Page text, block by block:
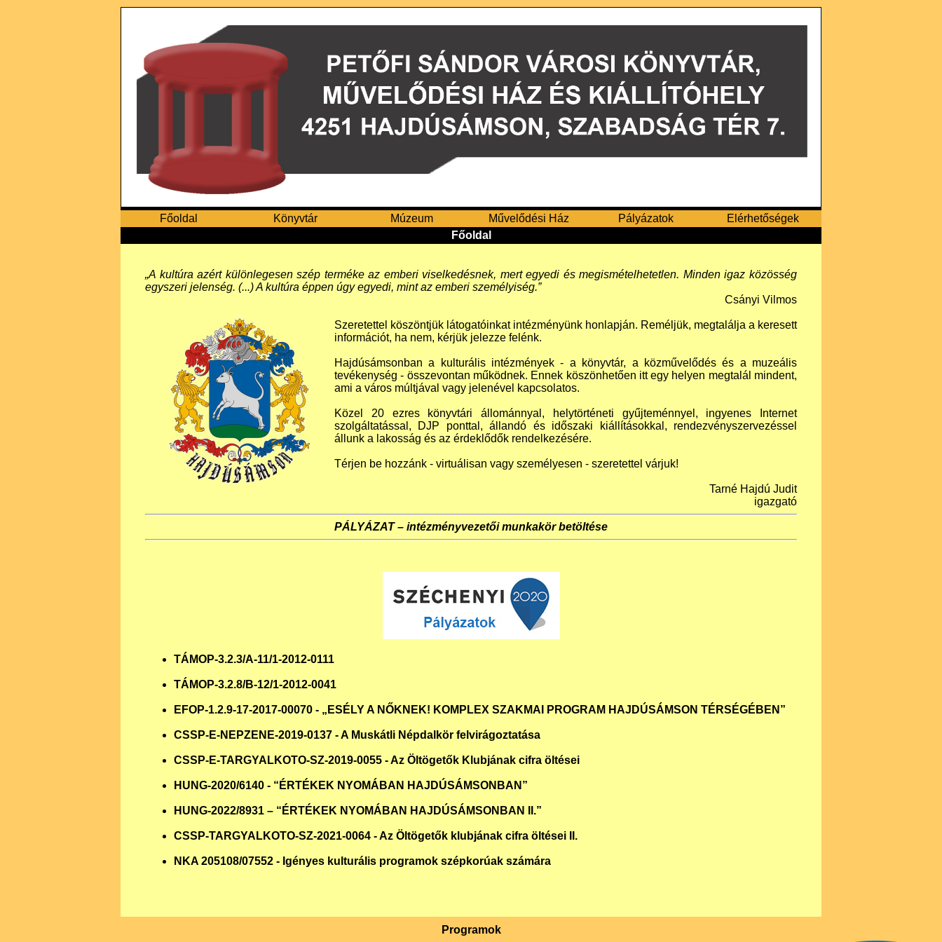
Főoldal Könyvtár Múzeum Művelődési Ház Pályázatok
Elérhetőségek
Főoldal
„A kultúra azért különlegesen szép terméke az emberi viselkedésnek, mert egyedi és megismételhetetlen. Minden igaz közösség
egyszeri jelenség. (...) A kultúra éppen úgy egyedi, mint az emberi személyiség.”
Csányi Vilmos
Szeretettel köszöntjük látogatóinkat intézményünk honlapján. Reméljük, megtalálja a keresett
információt, ha nem, kérjük jelezze felénk.
Hajdúsámsonban a kulturális intézmények - a könyvtár, a közművelődés és a muzeális
tevékenység - összevontan működnek. Ennek köszönhetően itt egy helyen megtalál mindent,
ami a város múltjával vagy jelenével kapcsolatos.
Közel 20 ezres könyvtári állománnyal, helytörténeti gyűjteménnyel, ingyenes Internet
szolgáltatással, DJP ponttal, állandó és időszaki kiállításokkal, rendezvényszervezéssel
állunk a lakosság és az érdeklődők rendelkezésére.
Térjen be hozzánk - virtuálisan vagy személyesen - szeretettel várjuk!
Tarné Hajdú Judit
igazgató
PÁLYÁZAT – intézményvezetői munkakör betöltése
TÁMOP-3.2.3/A-11/1-2012-0111
TÁMOP-3.2.8/B-12/1-2012-0041
EFOP-1.2.9-17-2017-00070 - „ESÉLY A NŐKNEK! KOMPLEX SZAKMAI PROGRAM HAJDÚSÁMSON TÉRSÉGÉBEN”
CSSP-E-NEPZENE-2019-0137 - A Muskátli Népdalkör felvirágoztatása
CSSP-E-TARGYALKOTO-SZ-2019-0055 - Az Öltögetők Klubjának cifra öltései
HUNG-2020/6140 - “ÉRTÉKEK NYOMÁBAN HAJDÚSÁMSONBAN”
HUNG-2022/8931 – “ÉRTÉKEK NYOMÁBAN HAJDÚSÁMSONBAN II.”
CSSP-TARGYALKOTO-SZ-2021-0064 - Az Öltögetők klubjának cifra öltései II.
NKA 205108/07552 - Igényes kulturális programok szépkorúak számára
Programok